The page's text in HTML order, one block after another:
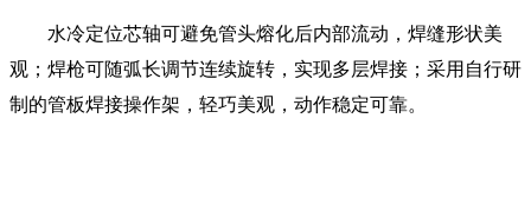
水冷定位芯轴可避免管头熔化后内部流动，焊缝形状美
观；焊枪可随弧长调节连续旋转，实现多层焊接；采用自行研
制的管板焊接操作架，轻巧美观，动作稳定可靠。